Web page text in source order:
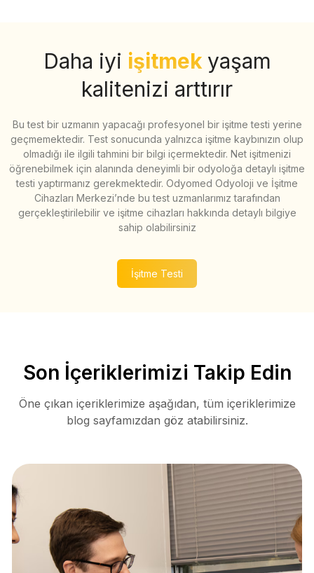
Daha iyi işitmek yaşam
kalitenizi arttırır
Bu test bir uzmanın yapacağı profesyonel bir işitme testi yerine
geçmemektedir. Test sonucunda yalnızca işitme kaybınızın olup
olmadığı ile ilgili tahmini bir bilgi içermektedir. Net işitmenizi
öğrenebilmek için alanında deneyimli bir odyoloğa detaylı işitme
testi yaptırmanız gerekmektedir. Odyomed Odyoloji ve İşitme
Cihazları Merkezi’nde bu test uzmanlarımız tarafından
gerçekleştirilebilir ve işitme cihazları hakkında detaylı bilgiye
sahip olabilirsiniz
İşitme Testi
Son İçeriklerimizi Takip Edin
Öne çıkan içeriklerimize aşağıdan, tüm içeriklerimize
blog sayfamızdan göz atabilirsiniz.